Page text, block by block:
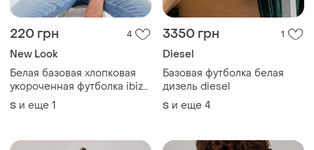
220 грн 4
New Look
Белая базовая хлопковая
укороченная футболка ibiza
белая базовая хлопковая
футболка с пальмами
S и еще 1
3350 грн 1
Diesel
Базовая футболка белая
дизель diesel
S и еще 4